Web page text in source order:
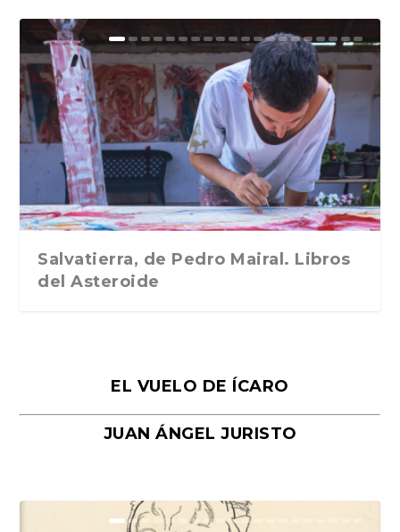
Moral, de Lyra Ekström Lindbäck.
Traducción de Car...
Revolución, de Hugo Gonçalves.
Libros del Asteroid...
«La música ha sido el gran amor de
mi vida». Esthe...
«El barman del Ritz», de Philippe
Collin. Traducci...
Mañanas de editorial, noches de
Bocaccio
Salvatierra, de Pedro Mairal. Libros
del Asteroide
EL VUELO DE ÍCARO
JUAN ÁNGEL JURISTO